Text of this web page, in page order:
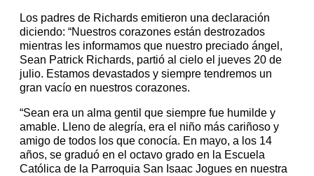
Los padres de Richards emitieron una declaración
diciendo: “Nuestros corazones están destrozados
mientras les informamos que nuestro preciado ángel,
Sean Patrick Richards, partió al cielo el jueves 20 de
julio. Estamos devastados y siempre tendremos un
gran vacío en nuestros corazones.
“Sean era un alma gentil que siempre fue humilde y
amable. Lleno de alegría, era el niño más cariñoso y
amigo de todos los que conocía. En mayo, a los 14
años, se graduó en el octavo grado en la Escuela
Católica de la Parroquia San Isaac Jogues en nuestra